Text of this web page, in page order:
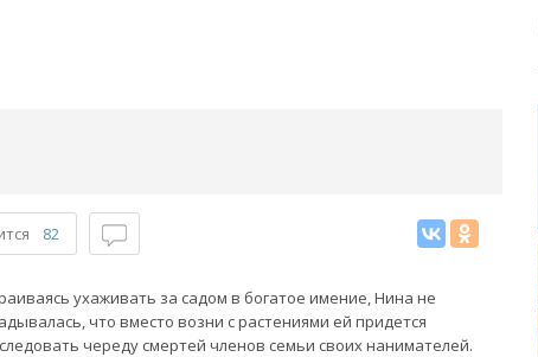
82
ухаживать за садом в богатое имение, Нина не
что вместо возни с растениями ей придется
череду смертей членов семьи своих нанимателей.